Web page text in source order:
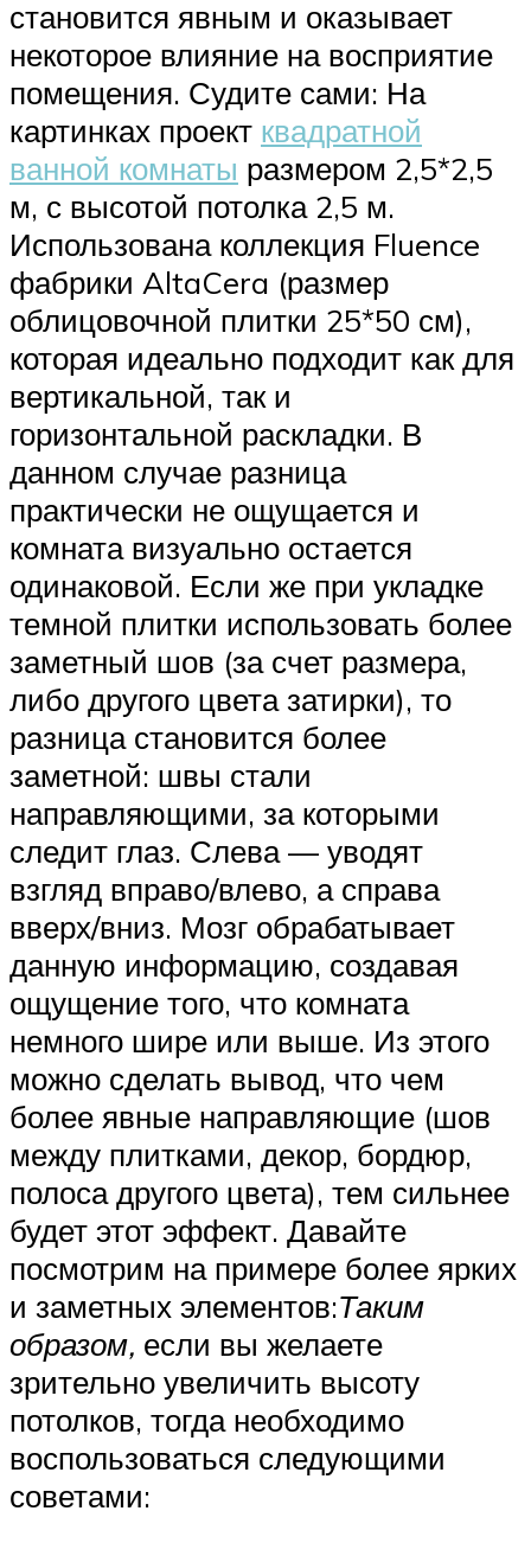
становится явным и оказывает
некоторое влияние на восприятие
помещения. Судите сами: На
картинках проект квадратной
ванной комнаты размером 2,5*2,5
м, с высотой потолка 2,5 м.
Использована коллекция Fluence
фабрики AltaCera (размер
облицовочной плитки 25*50 см),
которая идеально подходит как для
вертикальной, так и
горизонтальной раскладки. В
данном случае разница
практически не ощущается и
комната визуально остается
одинаковой. Если же при укладке
темной плитки использовать более
заметный шов (за счет размера,
либо другого цвета затирки), то
разница становится более
заметной: швы стали
направляющими, за которыми
следит глаз. Слева — уводят
взгляд вправо/влево, а справа
вверх/вниз. Мозг обрабатывает
данную информацию, создавая
ощущение того, что комната
немного шире или выше. Из этого
можно сделать вывод, что чем
более явные направляющие (шов
между плитками, декор, бордюр,
полоса другого цвета), тем сильнее
будет этот эффект. Давайте
посмотрим на примере более ярких
и заметных элементов:Таким
образом, если вы желаете
зрительно увеличить высоту
потолков, тогда необходимо
воспользоваться следующими
советами: